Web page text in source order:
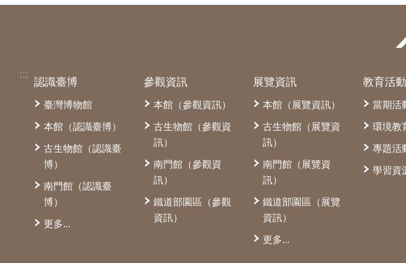
:::
認識臺博
臺灣博物館
本館（認識臺博）
古生物館（認識臺
博）
南門館（認識臺
博）
更多...
參觀資訊
本館（參觀資訊）
古生物館（參觀資
訊）
南門館（參觀資
訊）
鐵道部園區（參觀
資訊）
展覽資訊
本館（展覽資訊）
古生物館（展覽資
訊）
南門館（展覽資
訊）
鐵道部園區（展覽
資訊）
更多...
教育活動
當期活
環境教
專題活
學習資